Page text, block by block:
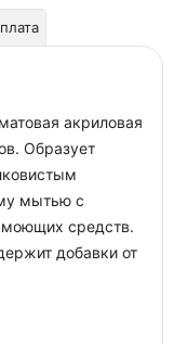
акриловая
Образует
мытью с
средств.
добавки от